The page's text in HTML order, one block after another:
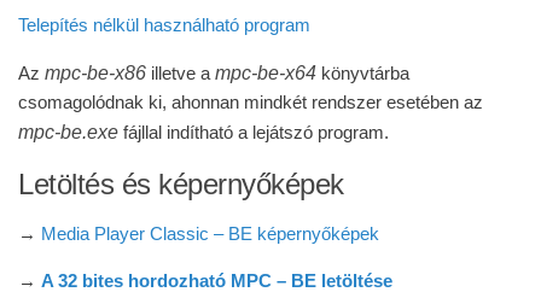
Telepítés nélkül használható program
Az mpc-be-x86 illetve a mpc-be-x64 könyvtárba
csomagolódnak ki, ahonnan mindkét rendszer esetében az
mpc-be.exe fájllal indítható a lejátszó program.
Letöltés és képernyőképek
→ Media Player Classic – BE képernyőképek
→ A 32 bites hordozható MPC – BE letöltése